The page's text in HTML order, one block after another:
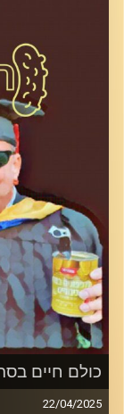
קרדיט תמונות:
כולם חיים
22/04/2025